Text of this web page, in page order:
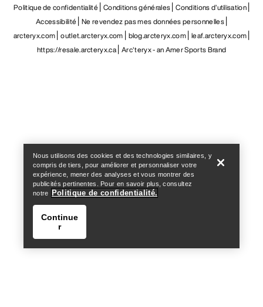
Help
Politique de confidentialité Conditions générales Conditions d’utilisation
Accessibilité Ne revendez pas mes données personnelles
arcteryx.com outlet.arcteryx.com blog.arcteryx.com leaf.arcteryx.com
https://resale.arcteryx.ca Arc'teryx - an Amer Sports Brand
Nous utilisons des cookies et des technologies similaires, y
compris de tiers, pour améliorer et personnaliser votre
expérience, mener des analyses et vous montrer des
publicités pertinentes. Pour en savoir plus, consultez
notre
Politique de confidentialité.
Continue
r